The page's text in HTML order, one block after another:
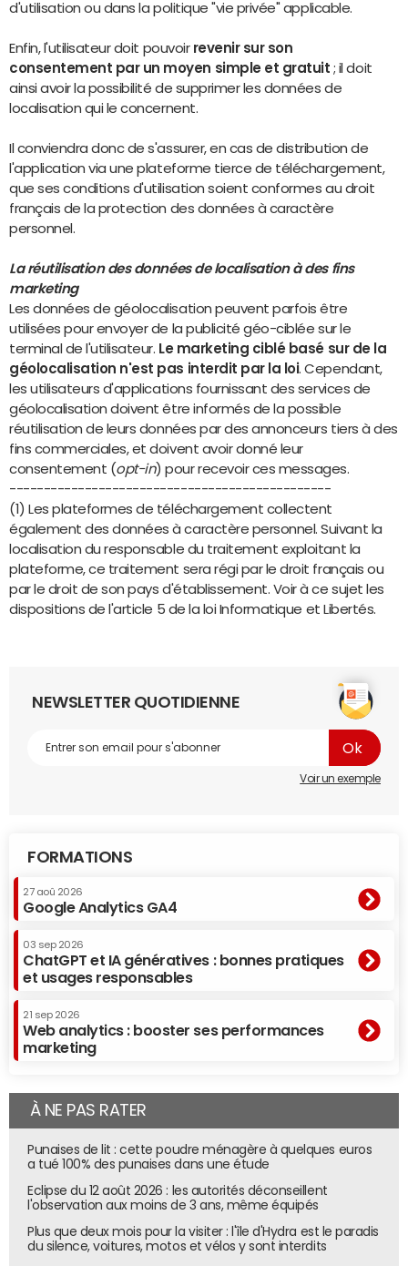
d'utilisation ou dans la politique "vie privée" applicable.
Enfin, l'utilisateur doit pouvoir revenir sur son
consentement par un moyen simple et gratuit ; il doit
ainsi avoir la possibilité de supprimer les données de
localisation qui le concernent.
Il conviendra donc de s'assurer, en cas de distribution de
l'application via une plateforme tierce de téléchargement,
que ses conditions d'utilisation soient conformes au droit
français de la protection des données à caractère
personnel.
La réutilisation des données de localisation à des fins
marketing
Les données de géolocalisation peuvent parfois être
utilisées pour envoyer de la publicité géo-ciblée sur le
terminal de l'utilisateur. Le marketing ciblé basé sur de la
géolocalisation n'est pas interdit par la loi. Cependant,
les utilisateurs d'applications fournissant des services de
géolocalisation doivent être informés de la possible
réutilisation de leurs données par des annonceurs tiers à des
fins commerciales, et doivent avoir donné leur
consentement (opt-in) pour recevoir ces messages.
-----------------------------------------------
(1) Les plateformes de téléchargement collectent
également des données à caractère personnel. Suivant la
localisation du responsable du traitement exploitant la
plateforme, ce traitement sera régi par le droit français ou
par le droit de son pays d'établissement. Voir à ce sujet les
dispositions de l'article 5 de la loi Informatique et Libertés.
NEWSLETTER QUOTIDIENNE
Voir un exemple
FORMATIONS
27 aoû 2026
Google Analytics GA4
03 sep 2026
ChatGPT et IA génératives : bonnes pratiques
et usages responsables
21 sep 2026
Web analytics : booster ses performances
marketing
À NE PAS RATER
Punaises de lit : cette poudre ménagère à quelques euros
a tué 100% des punaises dans une étude
Eclipse du 12 août 2026 : les autorités déconseillent
l'observation aux moins de 3 ans, même équipés
Plus que deux mois pour la visiter : l'île d'Hydra est le paradis
du silence, voitures, motos et vélos y sont interdits